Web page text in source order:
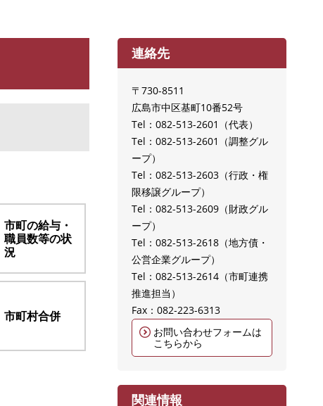
市町の給与・
職員数等の状
況
市町村合併
連絡先
〒730-8511
広島市中区基町10番52号
Tel：082-513-2601
代表
Tel：082-513-2601
調整グル
ープ
Tel：082-513-2603
行政・権
限移譲グループ
Tel：082-513-2609
財政グル
ープ
Tel：082-513-2618
地方債・
公営企業グループ
Tel：082-513-2614
市町連携
推進担当
Fax：082‐223-6313
お問い合わせフォームは
こちらから
関連情報